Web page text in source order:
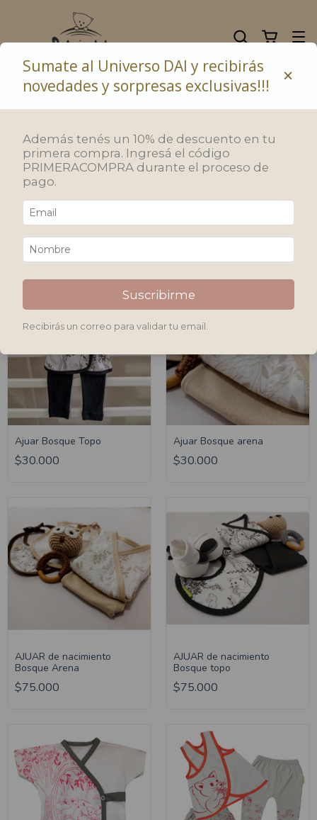
10% de descuento abonando con transferencia bancaria
Ajares
Prendas suaves y confortables para el cuidado de la delicada
piel del bebé.
Filtrar
Ajuar Bosque Topo
$30.000
Ajuar Bosque arena
$30.000
AJUAR de nacimiento
Bosque Arena
$75.000
AJUAR de nacimiento
Bosque topo
$75.000
Sumate al Universo DAI y recibirás
novedades y sorpresas exclusivas!!!
×
Además tenés un 10% de descuento en tu
primera compra. Ingresá el código
PRIMERACOMPRA durante el proceso de
pago.
Suscribirme
Recibirás un correo para validar tu email.